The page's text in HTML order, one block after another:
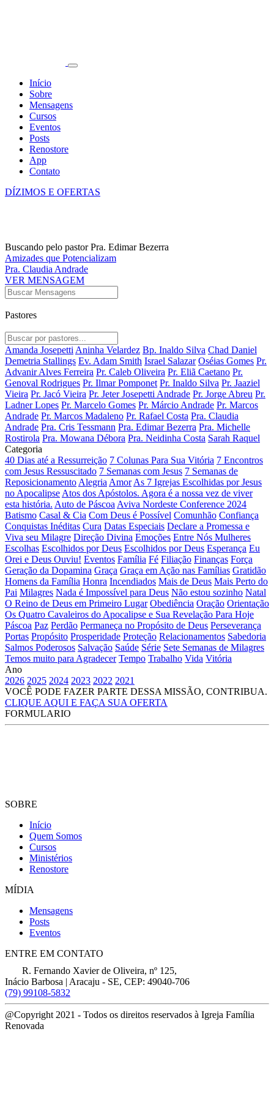
Início
Sobre
Mensagens
Cursos
Eventos
Posts
Renostore
App
Contato
DÍZIMOS E OFERTAS
Buscando pelo pastor Pra. Edimar Bezerra
Amizades que Potencializam
Pra. Claudia Andrade
VER MENSAGEM
Pastores
Amanda Josepetti Aninha Velardez Bp. Inaldo Silva Chad Daniel
Demetria Stallings Ev. Adam Smith Israel Salazar Oséias Gomes Pr.
Advanir Alves Ferreira Pr. Caleb Oliveira Pr. Eliã Caetano Pr.
Genoval Rodrigues Pr. Ilmar Pomponet Pr. Inaldo Silva Pr. Jaaziel
Vieira Pr. Jacó Vieira Pr. Jeter Josepetti Andrade Pr. Jorge Abreu Pr.
Ladner Lopes Pr. Marcelo Gomes Pr. Márcio Andrade Pr. Marcos
Andrade Pr. Marcos Madaleno Pr. Rafael Costa Pra. Claudia
Andrade Pra. Cris Tessmann Pra. Edimar Bezerra Pra. Michelle
Rostirola Pra. Mowana Débora Pra. Neidinha Costa Sarah Raquel
Categoria
40 Dias até a Ressurreição 7 Colunas Para Sua Vitória 7 Encontros
com Jesus Ressuscitado 7 Semanas com Jesus 7 Semanas de
Reposicionamento Alegria Amor As 7 Igrejas Escolhidas por Jesus
no Apocalipse Atos dos Apóstolos. Agora é a nossa vez de viver
esta história. Auto de Páscoa Aviva Nordeste Conference 2024
Batismo Casal & Cia Com Deus é Possível Comunhão Confiança
Conquistas Inéditas Cura Datas Especiais Declare a Promessa e
Viva seu Milagre Direção Divina Emoções Entre Nós Mulheres
Escolhas Escolhidos por Deus Escolhidos por Deus Esperança Eu
Orei e Deus Ouviu! Eventos Família Fé Filiação Finanças Força
Geração da Dopamina Graça Graça em Ação nas Famílias Gratidão
Homens da Família Honra Incendiados Mais de Deus Mais Perto do
Pai Milagres Nada é Impossível para Deus Não estou sozinho Natal
O Reino de Deus em Primeiro Lugar Obediência Oração Orientação
Os Quatro Cavaleiros do Apocalipse e Sua Revelação Para Hoje
Páscoa Paz Perdão Permaneça no Propósito de Deus Perseverança
Portas Propósito Prosperidade Proteção Relacionamentos Sabedoria
Salmos Poderosos Salvação Saúde Série Sete Semanas de Milagres
Temos muito para Agradecer Tempo Trabalho Vida Vitória
Ano
2026 2025 2024 2023 2022 2021
VOCÊ PODE FAZER PARTE DESSA MISSÃO, CONTRIBUA.
CLIQUE AQUI E FAÇA SUA OFERTA
FORMULARIO
SOBRE
Início
Quem Somos
Cursos
Ministérios
Renostore
MÍDIA
Mensagens
Posts
Eventos
ENTRE EM CONTATO
R. Fernando Xavier de Oliveira, nº 125,
Inácio Barbosa | Aracaju - SE, CEP: 49040-706
(79) 99108-5832
@Copyright 2021 - Todos os direitos reservados à Igreja Família
Renovada